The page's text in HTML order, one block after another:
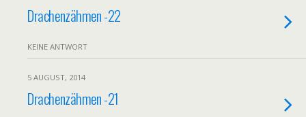
Drachenzähmen -22
KEINE ANTWORT
5 AUGUST, 2014
Drachenzähmen -21